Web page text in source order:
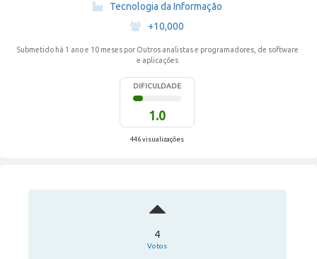
Tecnologia da Informação
·
+10,000
Submetido há 1 ano e 10 meses por Outros analistas e programadores, de software
e aplicações
DIFICULDADE
1.0
446 visualizações
4
Votos